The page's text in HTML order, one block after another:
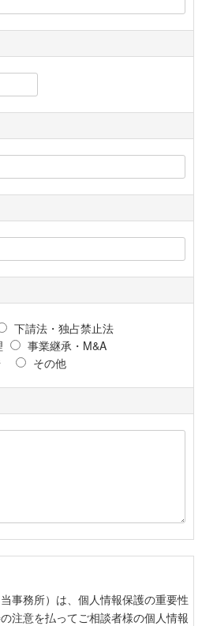
下請法・独占禁止法
事業継承・M&A
その他
事務所）は、個人情報保護の重要性
注意を払ってご相談者様の個人情報